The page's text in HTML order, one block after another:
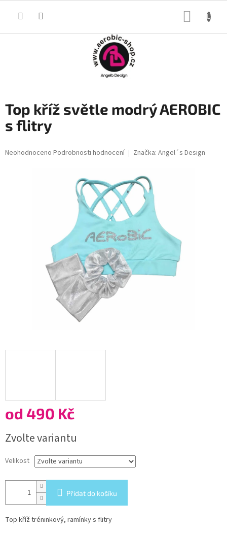
Top kříž světle modrý AEROBIC
s flitry
Průměrné
Neohodnoceno Podrobnosti hodnocení Značka: Angel´s Design
od 490 Kč
cena:
Zvolte variantu
Velikost
Přidat do košíku
Top kříž tréninkový, ramínky s flitry